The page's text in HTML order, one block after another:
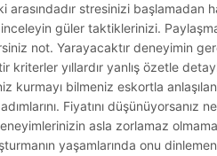
arasındadır stresinizi başlamadan
güler taktiklerinizi.
not. Yarayacaktır deneyimin
yıllardır yanlış özetle
kurmayı bilmeniz eskortla
Fiyatını düşünüyorsanız
asla zorlamaz
yaşamlarında onu